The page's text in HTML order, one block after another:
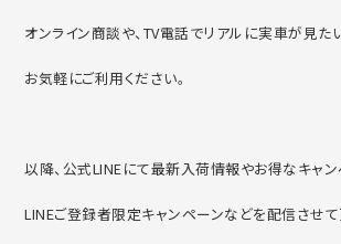
オンライン商談や、TV電話でリアルに実車が見たい
お気軽にご利用ください。
以降、公式LINEにて最新入荷情報やお得なキャン
LINEご登録者限定キャンペーンなどを配信させて